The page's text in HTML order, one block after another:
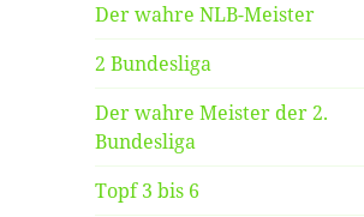
Der wahre NLB-Meister
2 Bundesliga
Der wahre Meister der 2.
Bundesliga
Topf 3 bis 6